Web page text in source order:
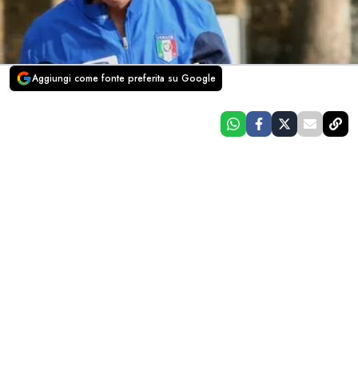
Aggiungi come fonte preferita su Google